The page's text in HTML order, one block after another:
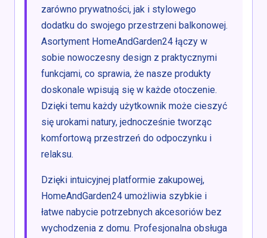
zarówno prywatności, jak i stylowego
dodatku do swojego przestrzeni balkonowej.
Asortyment HomeAndGarden24 łączy w
sobie nowoczesny design z praktycznymi
funkcjami, co sprawia, że nasze produkty
doskonale wpisują się w każde otoczenie.
Dzięki temu każdy użytkownik może cieszyć
się urokami natury, jednocześnie tworząc
komfortową przestrzeń do odpoczynku i
relaksu.
Dzięki intuicyjnej platformie zakupowej,
HomeAndGarden24 umożliwia szybkie i
łatwe nabycie potrzebnych akcesoriów bez
wychodzenia z domu. Profesjonalna obsługa